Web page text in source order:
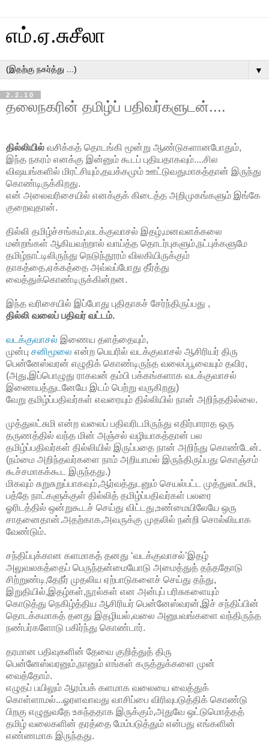
எம்.ஏ.சுசீலா
▼
2.2.10
தலைநகரின் தமிழ்ப் பதிவர்களுடன்....
தில்லியில் வசிக்கத் தொடங்கி மூன்று ஆண்டுகளானபோதும்,
இந்த நகரம் எனக்கு இன்னும் கூடப் புதியதாகவும்....சில
விஷயங்களில் மிரட்சியும்,தயக்கமும் ஊட்டுவதுமாகத்தான் இருந்து
கொண்டிருக்கிறது.
என் அலைவரிசையில் எனக்குக் கிடைத்த அறிமுகங்களும் இங்கே
குறைவுதான்.
தில்லி தமிழ்ச்சங்கம்,வடக்குவாசல் இதழ்,மனவளக்கலை
மன்றங்கள் ஆகியவற்றால் வாய்த்த தொடர்புகளும்,நட்புக்களுமே
தமிழ்நாட்டிலிருந்து நெடுந்தூரம் விலகியிருக்கும்
தாகத்தை,ஏக்கத்தை அவ்வப்போது தீர்த்து
வைத்துக்கொண்டிருக்கின்றன.
இந்த வரிசையில் இப்போது புதிதாகச் சேர்ந்திருப்பது ,
தில்லி வலைப் பதிவர் வட்டம்.
வடக்குவாசல் இணைய தளத்தையும்,
முன்பு சனிமூலை என்ற பெயரில் வடக்குவாசல் ஆசிரியர் திரு
பென்னேஸ்வரன் எழுதிக் கொண்டிருந்த வலைப்பூவையும் தவிர,
(அது,இப்பொழுது ராகவன் தம்பி பக்கங்களாக வடக்குவாசல்
இணையத்துடனேயே இடம் பெற்று வருகிறது)
வேறு தமிழ்ப்பதிவர்கள் எவரையும் தில்லியில் நான் அறிந்ததில்லை.
முத்துலட்சுமி என்ற வலைப் பதிவரிடமிருந்து எதிர்பாராத ஒரு
தருணத்தில் வந்த மின் அஞ்சல் வழியாகத்தான் பல
தமிழ்ப்பதிவர்கள் தில்லியில் இருப்பதை நான் அறிந்து கொண்டேன்.
(நம்மை அறிந்தவர்களை நாம் அறியாமல் இருந்திருப்பது கொஞ்சம்
கூச்சமாகக்கூட இருந்தது.)
மிகவும் சுறுசுறுப்பாகவும்,ஆர்வத்துடனும் செயல்பட்ட முத்துலட்சுமி,
பத்தே நாட்களுக்குள் தில்லித் தமிழ்ப்பதிவர்கள் பலரை
ஓரிடத்தில் ஒன்றுகூடச் செய்து விட்டது,உண்மையிலேயே ஒரு
சாதனைதான்.அதற்காக,அவருக்கு முதலில் நன்றி சொல்லியாக
வேண்டும்.
சந்திப்புக்கான களமாகத் தனது ‘வடக்குவாசல்’இதழ்
அலுவலகத்தைப் பெருந்தன்மையோடு அமைத்துத் தந்ததோடு
சிற்றுண்டி,தேநீர் முதலிய ஏற்பாடுகளைச் செய்து தந்து,
இறுதியில்,இதழ்கள்,நூல்கள் என அன்புப் பரிசுகளையும்
கொடுத்து நெகிழ்த்திய ஆசிரியர் பென்னேஸ்வரன்,இச் சந்திப்பின்
தொடக்கமாகத் தனது இதழியல்,வலை அனுபவங்களை வந்திருந்த
நண்பர்களோடு பகிர்ந்து கொண்டார்.
தரமான பதிவுகளின் தேவை குறித்துத் திரு
பென்னேஸ்வரனும்,நானும் எங்கள் கருத்துக்களை முன்
வைத்தோம்.
எழுதப் பயிலும் ஆரம்பக் களமாக வலையை வைத்துக்
கொள்ளாமல்...ஓரளவாவது வாசிப்பை விரிவுபடுத்திக் கொண்டு
பிறகு எழுதுவதே உகந்ததாக இருக்கும்,அதுவே ஒட்டுமொத்தத்
தமிழ் வலைகளின் தரத்தை மேம்படுத்தும் என்பது எங்களின்
எண்ணமாக இருந்தது.